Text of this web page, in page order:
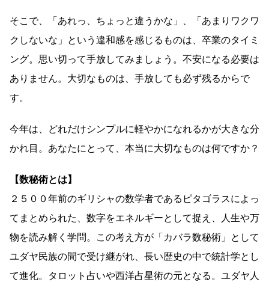
そこで、「あれっ、ちょっと違うかな」、「あまりワクワ
クしないな」という違和感を感じるものは、卒業のタイミ
ング。思い切って手放してみましょう。不安になる必要は
ありません。大切なものは、手放しても必ず残るからで
す。
今年は、どれだけシンプルに軽やかになれるかが大きな分
かれ目。あなたにとって、本当に大切なものは何ですか？
【数秘術とは】
２５００年前のギリシャの数学者であるピタゴラスによっ
てまとめられた、数字をエネルギーとして捉え、人生や万
物を読み解く学問。この考え方が「カバラ数秘術」として
ユダヤ民族の間で受け継がれ、長い歴史の中で統計学とし
て進化。タロット占いや西洋占星術の元となる。ユダヤ人